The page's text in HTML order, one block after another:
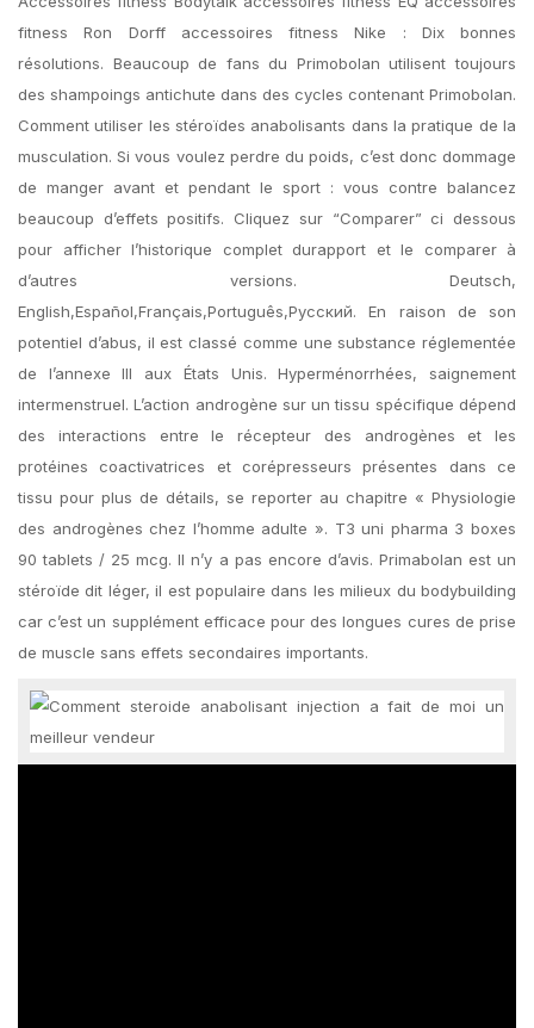
fitness Ron Dorff accessoires fitness Nike : Dix bonnes
résolutions. Beaucoup de fans du Primobolan utilisent toujours
des shampoings antichute dans des cycles contenant Primobolan.
Comment utiliser les stéroïdes anabolisants dans la pratique de la
musculation. Si vous voulez perdre du poids, c’est donc dommage
de manger avant et pendant le sport : vous contre balancez
beaucoup d’effets positifs. Cliquez sur “Comparer” ci dessous
pour afficher l’historique complet durapport et le comparer à
d’autres versions. Deutsch,
English,Español,Français,Português,Русский. En raison de son
potentiel d’abus, il est classé comme une substance réglementée
de l’annexe III aux États Unis. Hyperménorrhées, saignement
intermenstruel. L’action androgène sur un tissu spécifique dépend
des interactions entre le récepteur des androgènes et les
protéines coactivatrices et corépresseurs présentes dans ce
tissu pour plus de détails, se reporter au chapitre « Physiologie
des androgènes chez l’homme adulte ». T3 uni pharma 3 boxes
90 tablets / 25 mcg. Il n’y a pas encore d’avis. Primabolan est un
stéroïde dit léger, il est populaire dans les milieux du bodybuilding
car c’est un supplément efficace pour des longues cures de prise
de muscle sans effets secondaires importants.